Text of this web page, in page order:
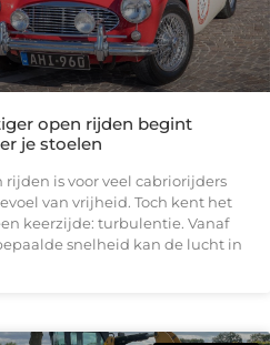
open rijden begint
je stoelen
rijden is voor veel cabriorijders
van vrijheid. Toch kent het
keerzijde: turbulentie. Vanaf
snelheid kan de lucht in